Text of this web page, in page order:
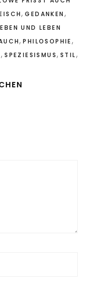
,GEDANKEN ,
UND LEBEN
,PHILOSOPHIE,
,SPEZIESISMUS,STIL,